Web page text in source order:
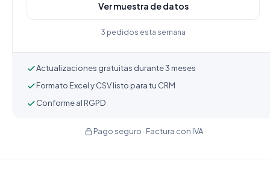
Ver muestra de datos
3 pedidos esta semana
Actualizaciones gratuitas durante 3 meses
Formato Excel y CSV listo para tu CRM
Conforme al RGPD
Pago seguro · Factura con IVA